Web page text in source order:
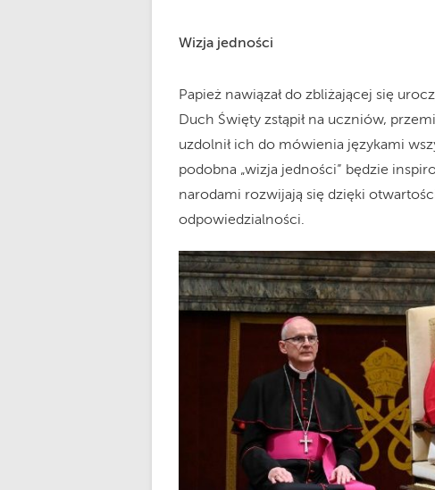
Wizja jedności
Papież nawiązał do zbliżającej się
Duch Święty zstąpił na uczniów,
uzdolnił ich do mówienia językami
podobna „wizja jedności” będzie
narodami rozwijają się dzięki
odpowiedzialności.